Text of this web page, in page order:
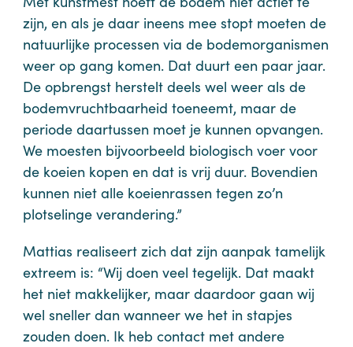
zijn, en als je daar ineens mee stopt moeten de
natuurlijke processen via de bodemorganismen
weer op gang komen. Dat duurt een paar jaar.
De opbrengst herstelt deels wel weer als de
bodemvruchtbaarheid toeneemt, maar de
periode daartussen moet je kunnen opvangen.
We moesten bijvoorbeeld biologisch voer voor
de koeien kopen en dat is vrij duur. Bovendien
kunnen niet alle koeienrassen tegen zo’n
plotselinge verandering.”
Mattias realiseert zich dat zijn aanpak tamelijk
extreem is: “Wij doen veel tegelijk. Dat maakt
het niet makkelijker, maar daardoor gaan wij
wel sneller dan wanneer we het in stapjes
zouden doen. Ik heb contact met andere